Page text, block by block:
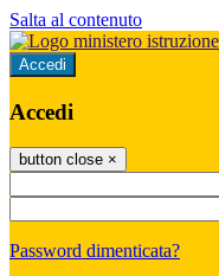
Salta al contenuto
Accedi
Accedi
button close ×
Password dimenticata?